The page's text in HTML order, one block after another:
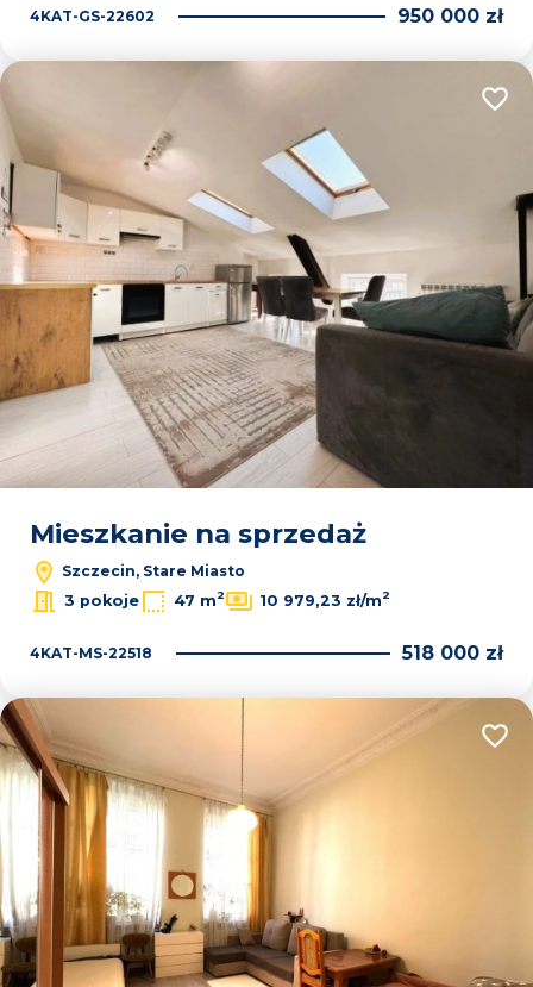
4KAT-GS-22602 950 000 zł
Mieszkanie na sprzedaż
Szczecin, Stare Miasto
3 pokoje
47 m2 10 979,23 zł/m2
4KAT-MS-22518 518 000 zł